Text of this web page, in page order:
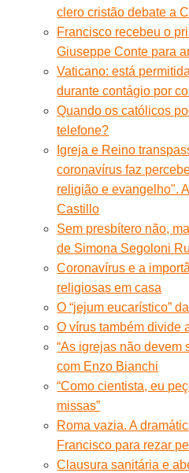
clero cristão debate a
Francisco recebeu o
Giuseppe Conte para
Vaticano: está
durante contágio por
Quando os católicos
telefone?
Igreja e Reino
coronavírus faz
religião e evangelho".
Castillo
Sem presbítero não,
de Simona Segoloni
Coronavírus e a
religiosas em casa
O “jejum eucarístico”
O vírus também divide
“As igrejas não devem
com Enzo Bianchi
“Como cientista, eu
missas”
Roma vazia. A
Francisco para rezar
Clausura sanitária e